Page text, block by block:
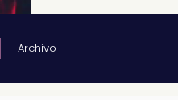
Archivo